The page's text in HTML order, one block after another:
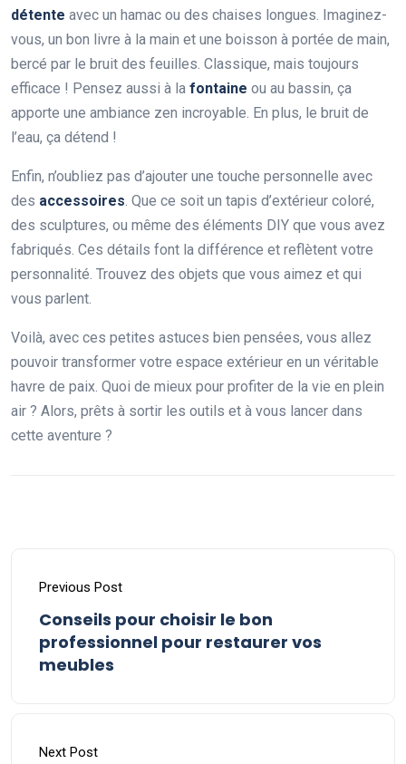
détente avec un hamac ou des chaises longues. Imaginez-
vous, un bon livre à la main et une boisson à portée de main,
bercé par le bruit des feuilles. Classique, mais toujours
efficace ! Pensez aussi à la fontaine ou au bassin, ça
apporte une ambiance zen incroyable. En plus, le bruit de
l’eau, ça détend !
Enfin, n’oubliez pas d’ajouter une touche personnelle avec
des accessoires. Que ce soit un tapis d’extérieur coloré,
des sculptures, ou même des éléments DIY que vous avez
fabriqués. Ces détails font la différence et reflètent votre
personnalité. Trouvez des objets que vous aimez et qui
vous parlent.
Voilà, avec ces petites astuces bien pensées, vous allez
pouvoir transformer votre espace extérieur en un véritable
havre de paix. Quoi de mieux pour profiter de la vie en plein
air ? Alors, prêts à sortir les outils et à vous lancer dans
cette aventure ?
Previous Post
Conseils pour choisir le bon
professionnel pour restaurer vos
meubles
Next Post